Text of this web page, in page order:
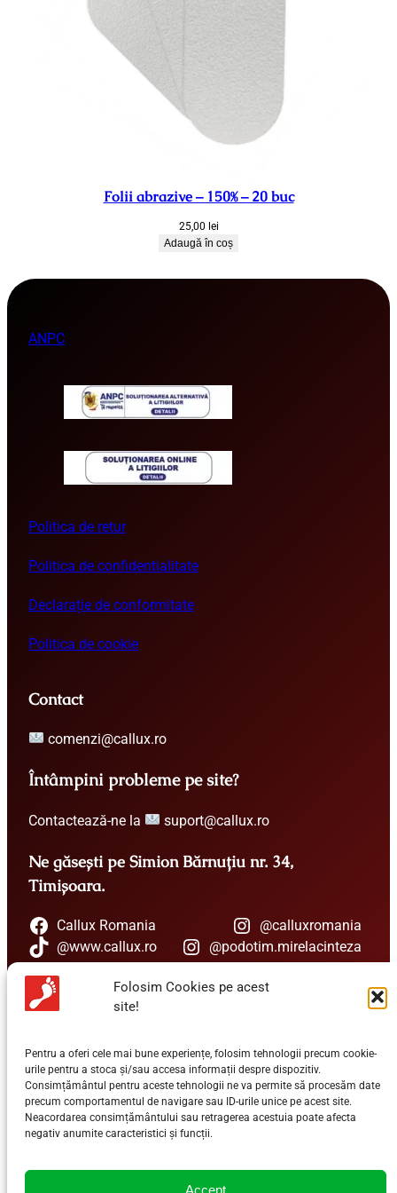
Folosim Cookies pe acest
site!
Pentru a oferi cele mai bune experiențe, folosim tehnologii precum cookie-
urile pentru a stoca și/sau accesa informații despre dispozitiv.
Consimțământul pentru aceste tehnologii ne va permite să procesăm date
precum comportamentul de navigare sau ID-urile unice pe acest site.
Neacordarea consimțământului sau retragerea acestuia poate afecta
negativ anumite caracteristici și funcții.
Accept
Folii abrazive – 150% – 20 buc
25,00 lei
Adaugă în coș
ANPC
Politica de retur
Politica de confidentialitate
Declarație de conformitate
Politica de cookie
Contact
comenzi@callux.ro
Întâmpini probleme pe site?
Contactează-ne la suport@callux.ro
Ne găsești pe Simion Bărnuțiu nr. 34,
Timișoara.
Callux Romania
@calluxromania
@www.callux.ro
@podotim.mirelacinteza
Un expert îți stă la dispoziție
+40 741 147 745
Vrei sa aflii ultimele Știri Callux?
EMAIL*